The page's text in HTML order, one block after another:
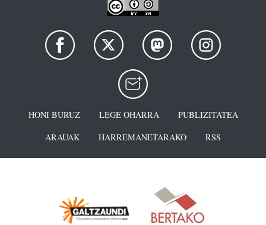
HONI BURUZ LEGE OHARRA
PUBLIZITATEA
ARAUAK
HARREMANETARAKO RSS